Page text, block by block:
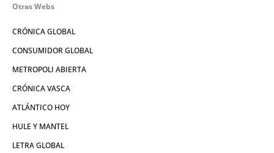
Otras Webs
CRÓNICA GLOBAL
CONSUMIDOR GLOBAL
METROPOLI ABIERTA
CRÓNICA VASCA
ATLÁNTICO HOY
HULE Y MANTEL
LETRA GLOBAL